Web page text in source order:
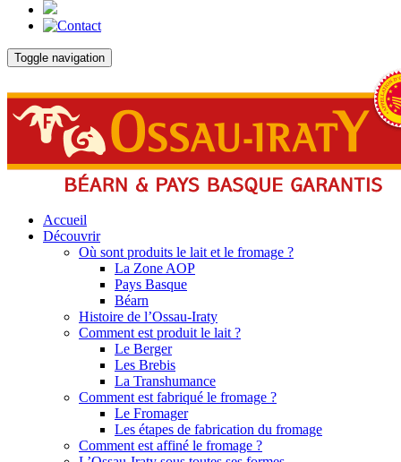
Toggle navigation
Accueil
Découvrir
Où sont produits le lait et le fromage ?
La Zone AOP
Pays Basque
Béarn
Histoire de l’Ossau-Iraty
Comment est produit le lait ?
Le Berger
Les Brebis
La Transhumance
Comment est fabriqué le fromage ?
Le Fromager
Les étapes de fabrication du fromage
Comment est affiné le fromage ?